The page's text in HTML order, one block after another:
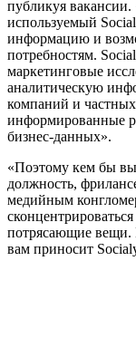
публикуя вакансии.
используемый
информацию и
потребностям.
маркетинговые
аналитическую
компаний и
информированные
бизнес-данных».
«Поэтому кем бы
должность,
медийным
потрясающие вещи.
вам приносит